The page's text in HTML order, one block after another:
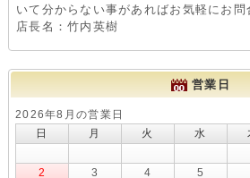
いて分からない事があればお気軽にお問
店長名：竹内英樹
営業日
2026年8月の営業日
日
月 火 水
2
3 4 5